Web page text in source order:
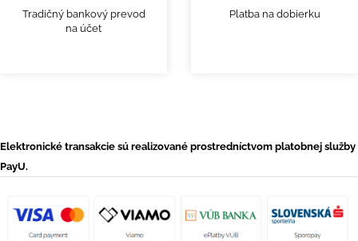
Tradičný bankový prevod
na účet
Platba na dobierku
Elektronické transakcie sú realizované prostredníctvom platobnej služby
PayU.